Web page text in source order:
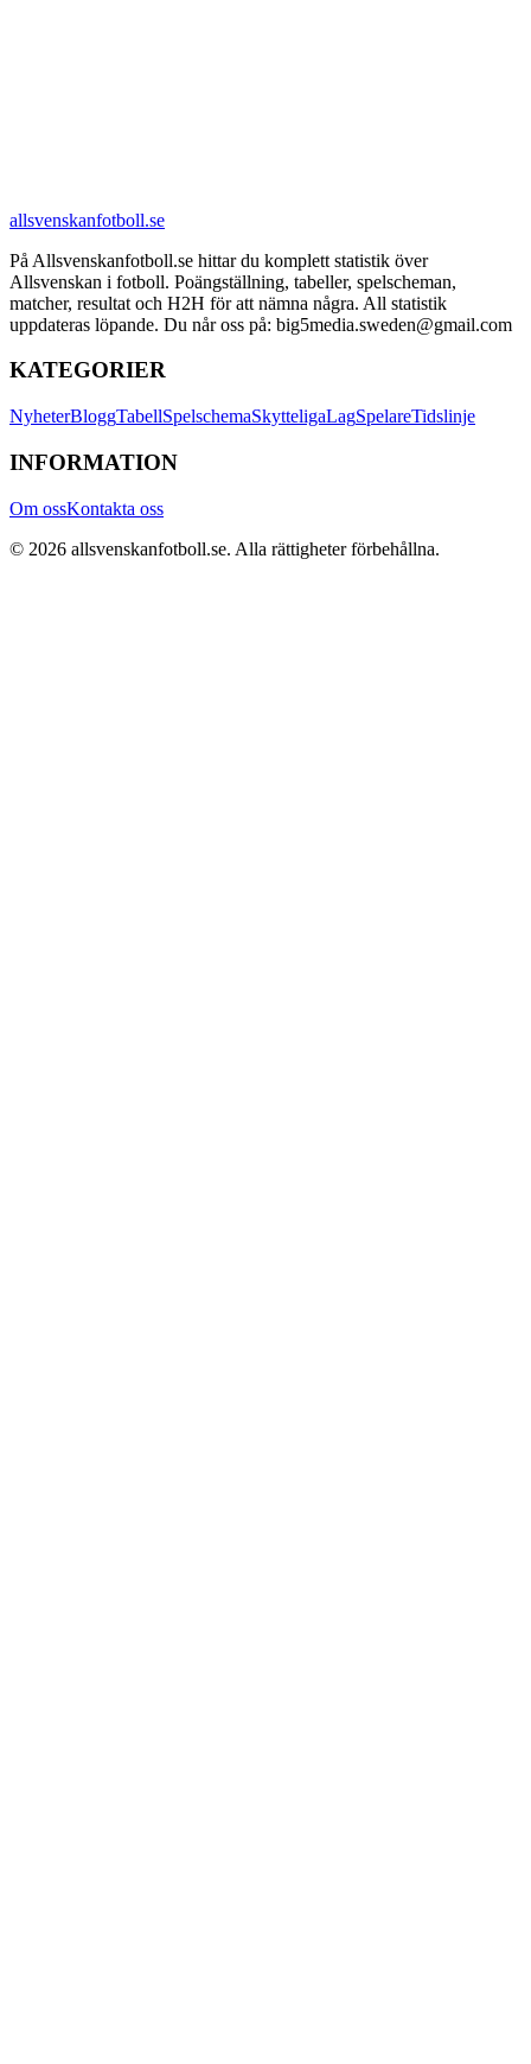
allsvenskanfotboll.se
På Allsvenskanfotboll.se hittar du komplett statistik över
Allsvenskan i fotboll. Poängställning, tabeller, spelscheman,
matcher, resultat och H2H för att nämna några. All statistik
uppdateras löpande. Du når oss på: big5media.sweden@gmail.com
KATEGORIER
NyheterBloggTabellSpelschemaSkytteligaLagSpelareTidslinje
INFORMATION
Om ossKontakta oss
© 2026 allsvenskanfotboll.se. Alla rättigheter förbehållna.